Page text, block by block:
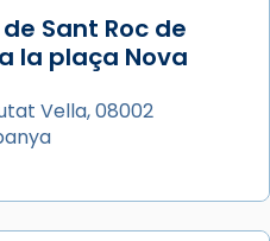
de sant Cugat, a
sorgeix la tradició
a Júlia”) i
Semprònia =
I l’any 1667, el
afirma en una obra
de l’antiga Iluro.
les relíq
Sant Roc de
la plaça Nova
Vella, 08002